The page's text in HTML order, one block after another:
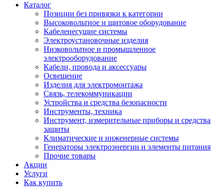
Каталог
Позиции без привязки к категории
Высоковольтное и щитовое оборудование
Кабеленесущие системы
Электроустановочные изделия
Низковольтное и промышленное
электрооборудование
Кабели, провода и аксессуары
Освещение
Изделия для электромонтажа
Связь, телекоммуникации
Устройства и средства безопасности
Инструменты, техника
Инструмент, измерительные приборы и средства
защиты
Климатические и инженерные системы
Генераторы электроэнергии и элементы питания
Прочие товары
Акции
Услуги
Как купить